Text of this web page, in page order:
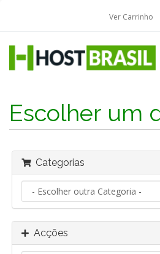
Ver Carrinho
Escolher um
Categorias
Acções